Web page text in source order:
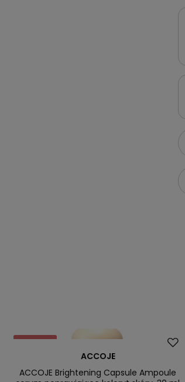
Promocja
ACCOJE
ACCOJE Brightening Capsule Ampoule